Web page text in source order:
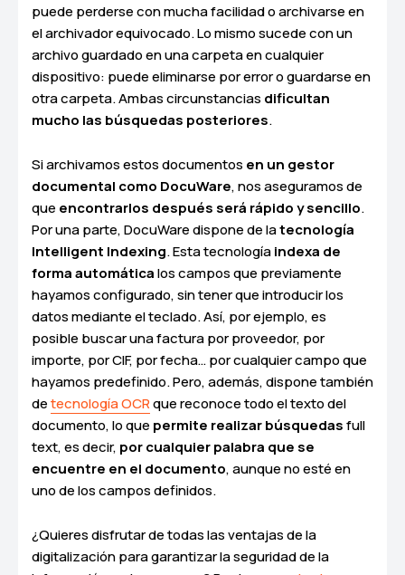
puede perderse con mucha facilidad o archivarse en
el archivador equivocado. Lo mismo sucede con un
archivo guardado en una carpeta en cualquier
dispositivo: puede eliminarse por error o guardarse en
otra carpeta. Ambas circunstancias dificultan
mucho las búsquedas posteriores.
Si archivamos estos documentos en un gestor
documental como DocuWare, nos aseguramos de
que encontrarlos después será rápido y sencillo.
Por una parte, DocuWare dispone de latecnología
Intelligent Indexing. Esta tecnologíaindexa de
forma automáticalos campos que previamente
hayamos configurado, sin tener que introducir los
datos mediante el teclado. Así, por ejemplo, es
posible buscar una factura por proveedor, por
importe, por CIF, por fecha… por cualquier campo que
hayamos predefinido. Pero, además, dispone también
detecnología OCRque reconoce todo el texto del
documento, lo que permite realizar búsquedasfull
text, es decir, por cualquier palabra que se
encuentre en el documento, aunque no esté en
uno de los campos definidos.
¿Quieres disfrutar de todas las ventajas de la
digitalización para garantizar la seguridad de la